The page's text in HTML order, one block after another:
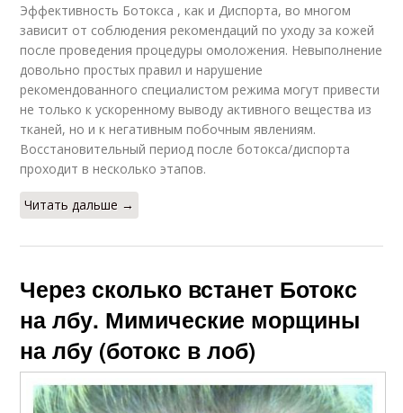
Эффективность Ботокса , как и Диспорта, во многом
зависит от соблюдения рекомендаций по уходу за кожей
после проведения процедуры омоложения. Невыполнение
довольно простых правил и нарушение
рекомендованного специалистом режима могут привести
не только к ускоренному выводу активного вещества из
тканей, но и к негативным побочным явлениям.
Восстановительный период после ботокса/диспорта
проходит в несколько этапов.
Читать дальше →
Через сколько встанет Ботокс
на лбу. Мимические морщины
на лбу (ботокс в лоб)